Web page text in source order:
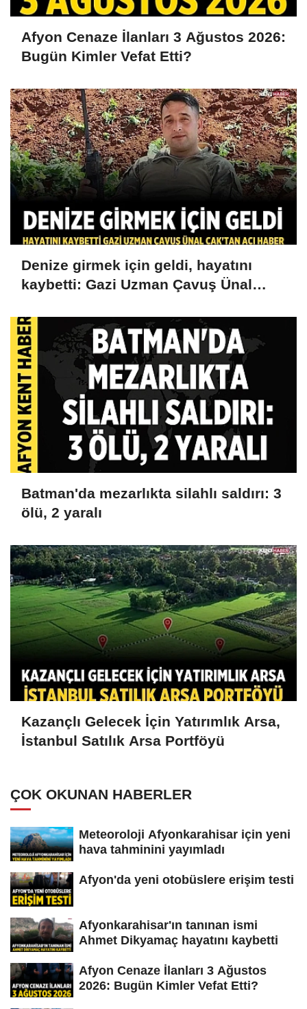
Afyon Cenaze İlanları 3 Ağustos 2026:
Bugün Kimler Vefat Etti?
Denize girmek için geldi, hayatını
kaybetti: Gazi Uzman Çavuş Ünal
Batman'da mezarlıkta silahlı saldırı: 3
ölü, 2 yaralı
Kazançlı Gelecek İçin Yatırımlık Arsa,
İstanbul Satılık Arsa Portföyü
ÇOK OKUNAN HABERLER
Meteoroloji Afyonkarahisar için yeni
hava tahminini yayımladı
Afyon'da yeni otobüslere erişim testi
Afyonkarahisar'ın tanınan ismi
Ahmet Dikyamaç hayatını kaybetti
Afyon Cenaze İlanları 3 Ağustos
2026: Bugün Kimler Vefat Etti?